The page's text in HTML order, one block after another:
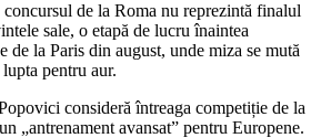
de la Roma nu reprezintă finalul
sale, o etapă de lucru înaintea
de la Paris din august, unde miza se mută
pentru aur.
consideră întreaga competiție de la
„antrenament avansat” pentru Europene.